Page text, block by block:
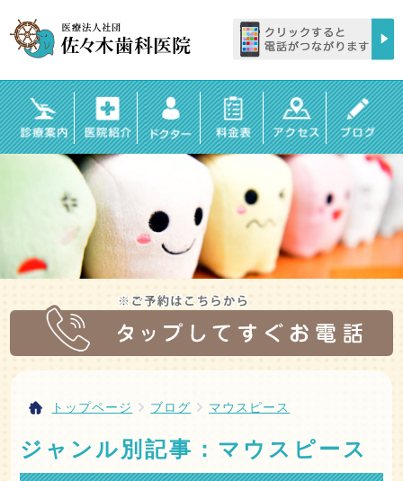
トップページ ブログ マウスピース
ジャンル別記事：マウスピース